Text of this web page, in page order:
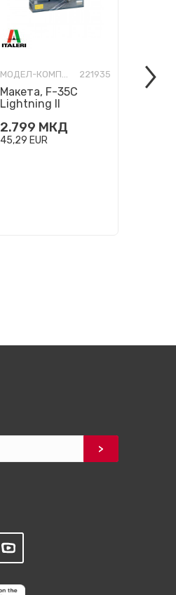
МОДЕЛ-КОМПЛЕТ 221935
Макета, F-35C
Lightning II
1:72
2.799 МКД
45,29 EUR